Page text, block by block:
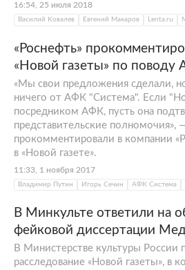
16:54, 25 июля 2018
Василий Ковалев Евгений Макаров Lenta.ru
«Роснефть»
«Новой газеты» по поводу
«Мы свои предложения сделали,
ничего от АФК "Система". Если
посредником АФК, пусть она
представительские полномочия»,
прокомментировали в компании
в «Новой газете».
11:33, 1 ноября 2017
Владимир Путин Игорь Сечин АФК Система
В Минкульте ответили на
фейковой диссертации
В Министерстве культуры России
расследование «Новой газеты», в